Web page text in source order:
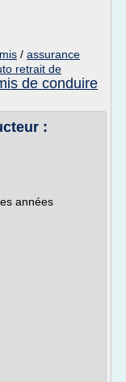
/ assurance
retrait de
de conduire
:
années